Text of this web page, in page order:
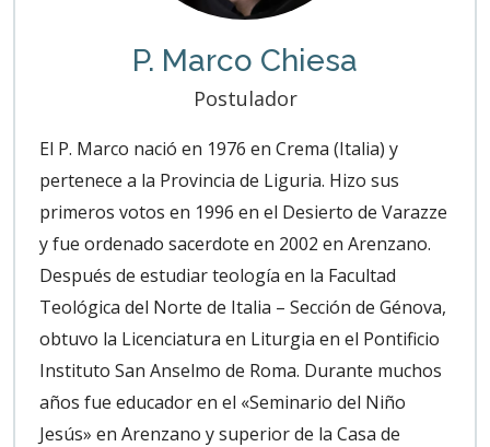
P. Marco Chiesa
Postulador
El P. Marco nació en 1976 en Crema (Italia) y
pertenece a la Provincia de Liguria. Hizo sus
primeros votos en 1996 en el Desierto de Varazze
y fue ordenado sacerdote en 2002 en Arenzano.
Después de estudiar teología en la Facultad
Teológica del Norte de Italia – Sección de Génova,
obtuvo la Licenciatura en Liturgia en el Pontificio
Instituto San Anselmo de Roma. Durante muchos
años fue educador en el «Seminario del Niño
Jesús» en Arenzano y superior de la Casa de